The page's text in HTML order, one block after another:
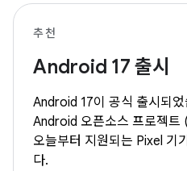
추천
Android 17 출시
Android 17이 공식 출시되
Android 오픈소스 프로젝트
오늘부터 지원되는 Pixel 기
다.